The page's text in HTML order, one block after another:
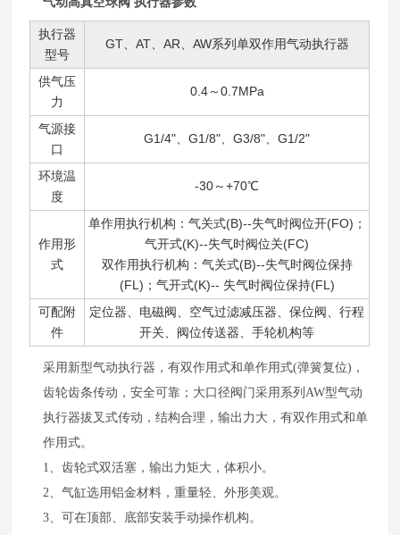
执行器
型号
GT、AT、AR、AW系列单双作用气动执行器
供气压
力
0.4～0.7MPa
气源接
口
G1/4"、G1/8"、G3/8"、G1/2"
环境温
度
-30～+70℃
作用形
式
单作用执行机构：气关式(B)--失气时阀位开(FO)；
气开式(K)--失气时阀位关(FC)
双作用执行机构：气关式(B)--失气时阀位保持
(FL)；气开式(K)-- 失气时阀位保持(FL)
可配附
件
定位器、电磁阀、空气过滤减压器、保位阀、行程
开关、阀位传送器、手轮机构等
采用新型气动执行器，有双作用式和单作用式(弹簧复位)，
齿轮齿条传动，安全可靠；大口径阀门采用系列AW型气动
执行器拔叉式传动，结构合理，输出力大，有双作用式和单
作用式。
1、齿轮式双活塞，输出力矩大，体积小。
2、气缸选用铝金材料，重量轻、外形美观。
3、可在顶部、底部安装手动操作机构。